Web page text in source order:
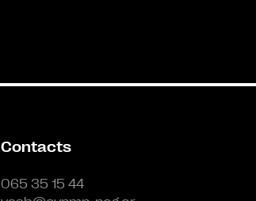
Contacts
065 35 15 44